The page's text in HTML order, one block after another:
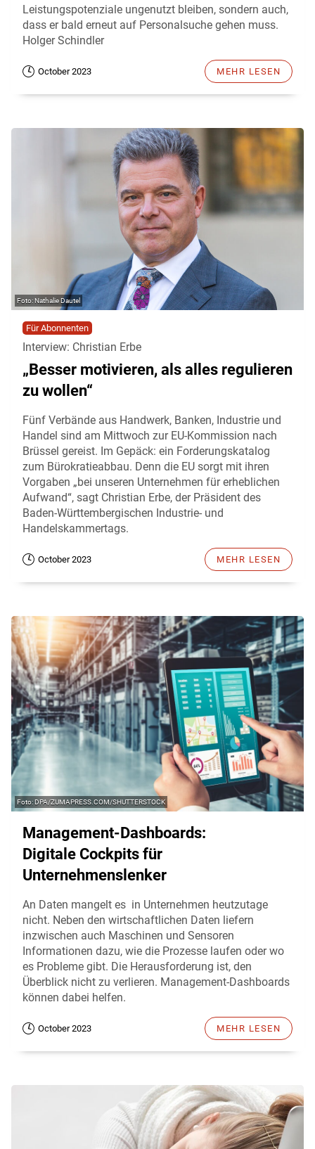
Leistungspotenziale ungenutzt bleiben, sondern auch,
dass er bald erneut auf Personalsuche gehen muss.
Holger Schindler
October 2023 MEHR LESEN
Nathalie Dautel
Für Abonnenten
Interview: Christian Erbe
„Besser motivieren, als alles regulieren
zu wollen“
Fünf Verbände aus Handwerk, Banken, Industrie und
Handel sind am Mittwoch zur EU-Kommission nach
Brüssel gereist. Im Gepäck: ein Forderungskatalog
zum Bürokratieabbau. Denn die EU sorgt mit ihren
Vorgaben „bei unseren Unternehmen für erheblichen
Aufwand“, sagt Christian Erbe, der Präsident des
Baden-Württembergischen Industrie- und
Handelskammertags.
October 2023 MEHR LESEN
DPA/ZUMAPRESS.COM/SHUTTERSTOCK
Management-Dashboards:
Digitale Cockpits für
Unternehmenslenker
An Daten mangelt es in Unternehmen heutzutage
nicht. Neben den wirtschaftlichen Daten liefern
inzwischen auch Maschinen und Sensoren
Informationen dazu, wie die Prozesse laufen oder wo
es Probleme gibt. Die Herausforderung ist, den
Überblick nicht zu verlieren. Management-Dashboards
können dabei helfen.
October 2023 MEHR LESEN